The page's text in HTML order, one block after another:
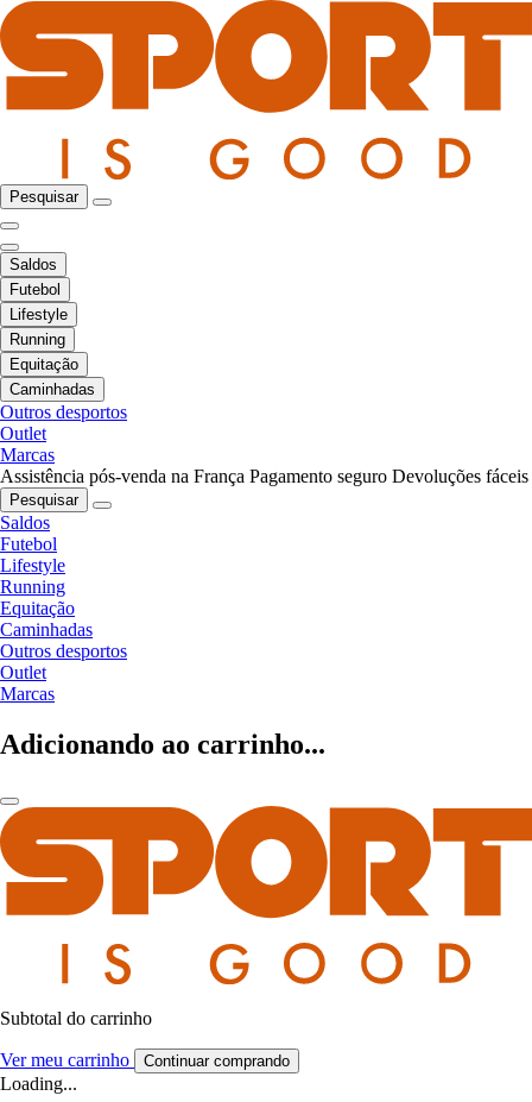
Pesquisar
Saldos
Futebol
Lifestyle
Running
Equitação
Caminhadas
Outros desportos
Outlet
Marcas
Assistência pós-venda na França Pagamento seguro Devoluções fáceis
Pesquisar
Saldos
Futebol
Lifestyle
Running
Equitação
Caminhadas
Outros desportos
Outlet
Marcas
Adicionando ao carrinho...
Subtotal do carrinho
Ver meu carrinho Continuar comprando
Loading...